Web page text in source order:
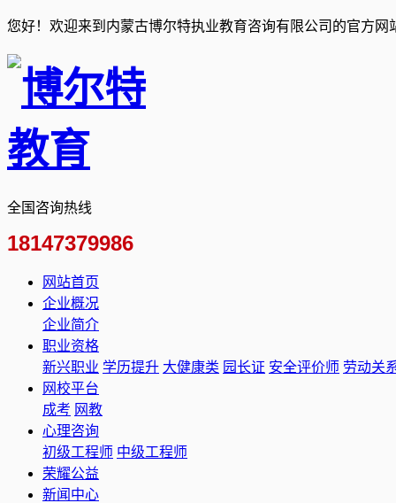
您好！欢迎来到内蒙古博尔特执业教育咨询有限公司的官方网
全国咨询热线
18147379986
网站首页
企业概况
企业简介
职业资格
新兴职业 学历提升 大健康类 园长证 安全评价师 劳动关
网校平台
成考 网教
心理咨询
初级工程师 中级工程师
荣耀公益
新闻中心